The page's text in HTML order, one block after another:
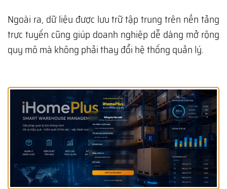
Ngoài ra, dữ liệu được lưu trữ tập trung trên nền tảng
trực tuyến cũng giúp doanh nghiệp dễ dàng mở rộng
quy mô mà không phải thay đổi hệ thống quản lý.